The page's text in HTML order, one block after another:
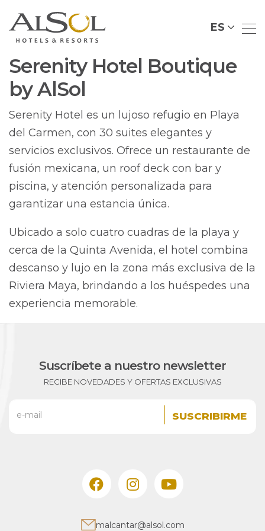
ES
Serenity Hotel Boutique
by AlSol
Serenity Hotel es un lujoso refugio en Playa
del Carmen, con 30 suites elegantes y
servicios exclusivos. Ofrece un restaurante de
fusión mexicana, un roof deck con bar y
piscina, y atención personalizada para
garantizar una estancia única.
Ubicado a solo cuatro cuadras de la playa y
cerca de la Quinta Avenida, el hotel combina
descanso y lujo en la zona más exclusiva de la
Riviera Maya, brindando a los huéspedes una
experiencia memorable.
malcantar@alsol.com
Suscríbete a nuestro newsletter
RECIBE NOVEDADES Y OFERTAS EXCLUSIVAS
e-mail